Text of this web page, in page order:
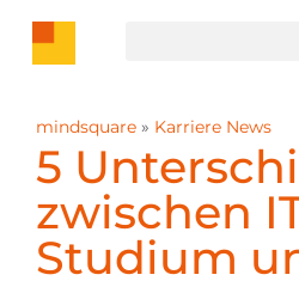
mindsquare » Karriere News
5
zwischen
Studium